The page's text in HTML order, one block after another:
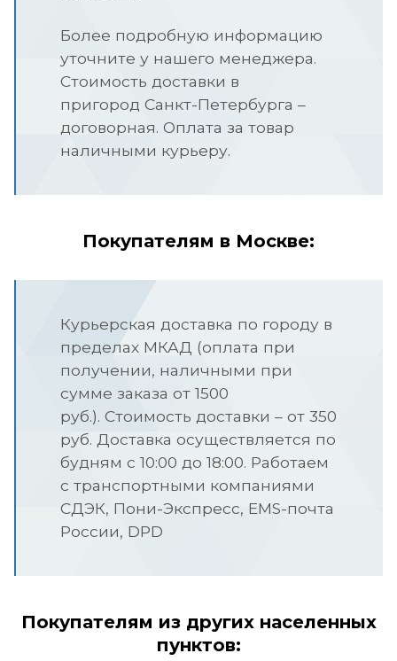
Более подробную информацию
уточните у нашего менеджера.
Стоимость доставки в
пригород Санкт-Петербурга –
договорная. Оплата за товар
наличными курьеру.
Покупателям в Москве:
Курьерская доставка по городу в
пределах МКАД (оплата при
получении, наличными при
сумме заказа от 1500
руб.). Стоимость доставки – от 350
руб. Доставка осуществляется по
будням с 10:00 до 18:00. Работаем
с транспортными компаниями
СДЭК, Пони-Экспресс, EMS-почта
России, DPD
Покупателям из других населенных
пунктов: